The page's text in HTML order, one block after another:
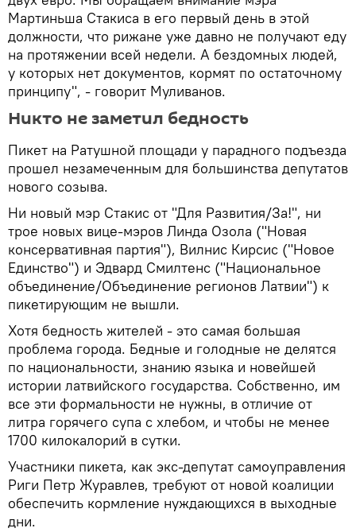
Мартиньша Стакиса в его первый день в этой
должности, что рижане уже давно не получают еду
на протяжении всей недели. А бездомных людей,
у которых нет документов, кормят по остаточному
принципу", - говорит Муливанов.
Никто не заметил бедность
Пикет на Ратушной площади у парадного подъезда
прошел незамеченным для большинства депутатов
нового созыва.
Ни новый мэр Стакис от "Для Развития/За!", ни
трое новых вице-мэров Линда Озола ("Новая
консервативная партия"), Вилнис Кирсис ("Новое
Единство") и Эдвард Смилтенс ("Национальное
объединение/Объединение регионов Латвии") к
пикетирующим не вышли.
Хотя бедность жителей - это самая большая
проблема города. Бедные и голодные не делятся
по национальности, знанию языка и новейшей
истории латвийского государства. Собственно, им
все эти формальности не нужны, в отличие от
литра горячего супа с хлебом, и чтобы не менее
1700 килокалорий в сутки.
Участники пикета, как экс-депутат самоуправления
Риги Петр Журавлев, требуют от новой коалиции
обеспечить кормление нуждающихся в выходные
дни.